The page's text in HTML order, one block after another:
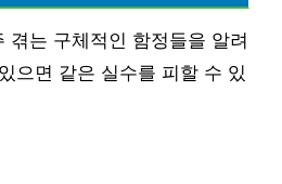
겪는 구체적인 함정들을 알려
으면 같은 실수를 피할 수 있